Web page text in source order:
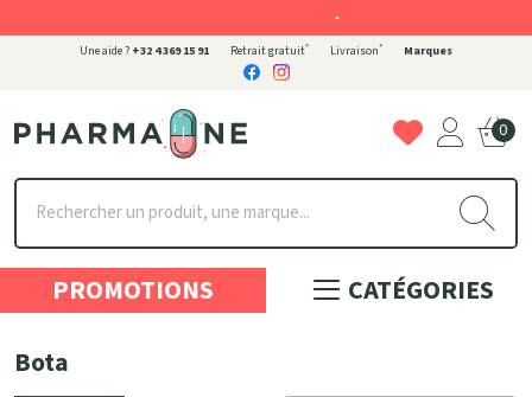
Une aide ? +32 4 369 15 91 Retrait gratuit* Livraison* Marques
Pharmaone Votre pharmacie en ligne à votre service
0
PROMOTIONS
CATÉGORIES
Bota